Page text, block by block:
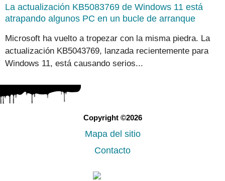
La actualización KB5083769 de Windows 11 está
atrapando algunos PC en un bucle de arranque
Microsoft ha vuelto a tropezar con la misma piedra. La
actualización KB5043769, lanzada recientemente para
Windows 11, está causando serios...
Copyright ©2026
Mapa del sitio
Contacto